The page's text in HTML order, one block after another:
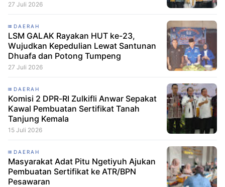
Masyarakat
27 Juli 2026
DAERAH
LSM GALAK Rayakan HUT ke-23,
Wujudkan Kepedulian Lewat Santunan
Dhuafa dan Potong Tumpeng
27 Juli 2026
DAERAH
Komisi 2 DPR-RI Zulkifli Anwar Sepakat
Kawal Pembuatan Sertifikat Tanah
Tanjung Kemala
15 Juli 2026
DAERAH
Masyarakat Adat Pitu Ngetiyuh Ajukan
Pembuatan Sertifikat ke ATR/BPN
Pesawaran